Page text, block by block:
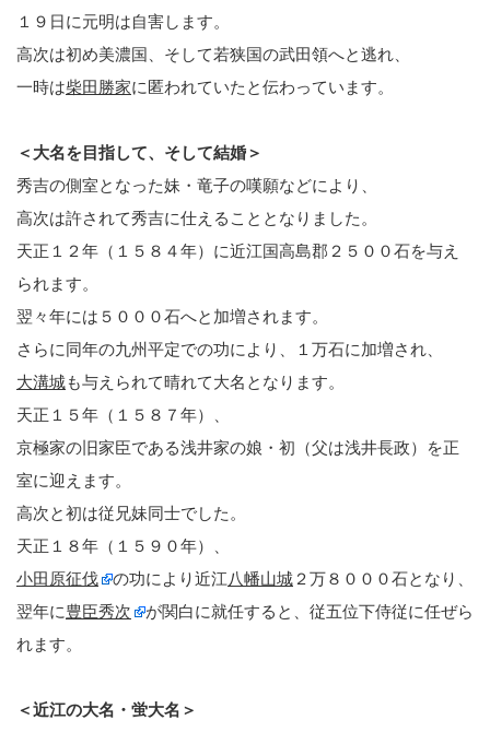
１９日に元明は自害します。
高次は初め美濃国、そして若狭国の武田領へと逃れ、
一時は柴田勝家に匿われていたと伝わっています。
＜大名を目指して、そして結婚＞
秀吉の側室となった妹・竜子の嘆願などにより、
高次は許されて秀吉に仕えることとなりました。
天正１２年（１５８４年）に近江国高島郡２５００石を与え
られます。
翌々年には５０００石へと加増されます。
さらに同年の九州平定での功により、１万石に加増され、
大溝城も与えられて晴れて大名となります。
天正１５年（１５８７年）、
京極家の旧家臣である浅井家の娘・初（父は浅井長政）を正
室に迎えます。
高次と初は従兄妹同士でした。
天正１８年（１５９０年）、
小田原征伐
の功により近江八幡山城 ２万８０００石となり、
翌年に豊臣秀次
が関白に就任すると、従五位下侍従に任ぜら
れます。
＜近江の大名・蛍大名＞